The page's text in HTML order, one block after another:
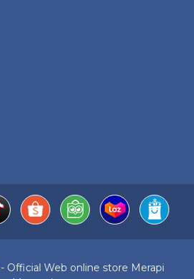
- Official Web online store Merapi